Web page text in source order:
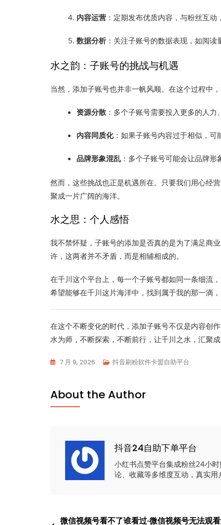
内容运营 ：定期发布优质内容，与粉丝互动
数据分析 ：关注子账号的数据表现，如阅读
水之韵：子账号的挑战与机遇
当然，添加子账号也并非一帆风顺。在这个过程中
资源分散 ：多个子账号需要投入更多的人力
内容同质化：如果子账号内容过于相似，可
品牌形象混乱 ：多个子账号可能会让品牌形
然而，这些挑战也正是机遇所在。只要我们用心经
聚成一片广阔的海洋。
水之思：个人感悟
我不禁怀疑，子账号的添加是否真的是为了满足商
许，这两者并不矛盾，而是相辅相成的。
在千川这个平台上，每一个子账号都如同一条细流
希望能够在千川这片海洋中，找到属于我的那一滴
在这个不断变化的时代，添加子账号不仅是内容创
水为师，不断探索，不断前行，让千川之水，汇聚成
7 月 9, 2026 抖音刷粉软件卡盟自助平台
About the Author
抖音24自助下单平台
小红书点赞平台集成粉丝24小
论、收藏等多维度互动，真实用
微信视频号看不了谁看过-微信视频号无法观